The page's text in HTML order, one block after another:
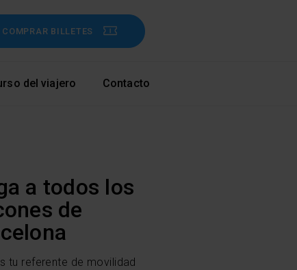
COMPRAR BILLETES
del viajero Contacto
a todos los
de
tu referente de movilidad